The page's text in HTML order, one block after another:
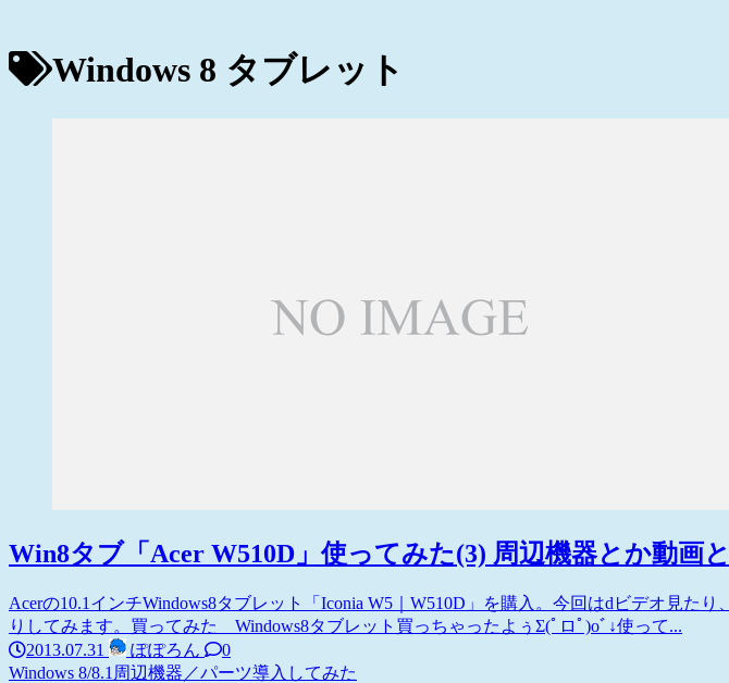
Windows 8 タブレット
Win8タブ「Acer W510D」使ってみた(3) 周辺機器とか動画
Acerの10.1インチWindows8タブレット「Iconia W5｜W510D」を購入。今回はdビデオ見たり
りしてみます。買ってみた Windows8タブレット買っちゃったよぅΣ(ﾟロﾟ)oﾞ↓使って...
2013.07.31
ぽぽろん
0
Windows 8/8.1 周辺機器／パーツ導入してみた